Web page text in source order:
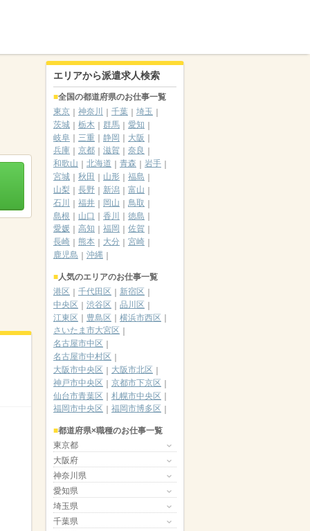
エリアから派遣求人検索
全国の都道府県のお仕事一覧
東京
神奈川 千葉
埼玉
茨城
栃木 群馬
愛知
岐阜
三重 静岡
大阪
兵庫
京都 滋賀
奈良
和歌山
北海道 青森
岩手
宮城
秋田 山形
福島
山梨
長野 新潟
富山
石川
福井 岡山
鳥取
島根
山口 香川
徳島
愛媛
高知 福岡
佐賀
長崎
熊本 大分
宮崎
鹿児島
沖縄
人気のエリアのお仕事一覧
港区
千代田区
新宿区
中央区
渋谷区
品川区
江東区
豊島区
横浜市西区
さいたま市大宮区
名古屋市中区
名古屋市中村区
大阪市中央区
大阪市北区
神戸市中央区
京都市下京区
仙台市青葉区
札幌市中央区
福岡市中央区
福岡市博多区
都道府県×職種のお仕事一覧
東京都
大阪府
神奈川県
愛知県
埼玉県
千葉県